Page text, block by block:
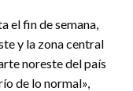
el fin de semana,
y la zona central
noreste del país
de lo normal»,